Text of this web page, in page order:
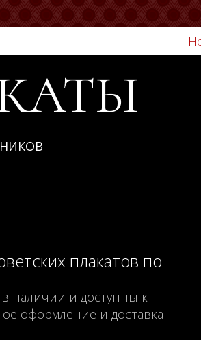
плакатов по
в наличии и доступны к
оформление и доставка